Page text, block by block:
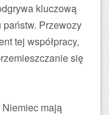
kluczową
Przewozy
tej współpracy,
się
mają